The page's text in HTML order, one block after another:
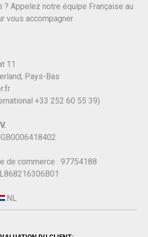
? Appelez notre équipe Française au
vous accompagner
11
Pays-Bas
+33 252 60 55 39)
de commerce : 97754188